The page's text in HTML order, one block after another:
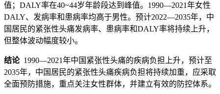
值；DALY率在40~44岁年龄段达到峰值。1990—2021年女性
DALY、发病率和患病率均高于男性。预计2022—2035年，中
国居民的紧张性头痛发病率、患病率和DALY率将持续上升，
但整体波动幅度较小。
结论1990—2021年中国紧张性头痛的疾病负担上升，预计至
2035年，中国居民的紧张性头痛疾病负担将持续加重，应采取
全面预防措施，重点关注女性群体，并建立有效的防控体系。